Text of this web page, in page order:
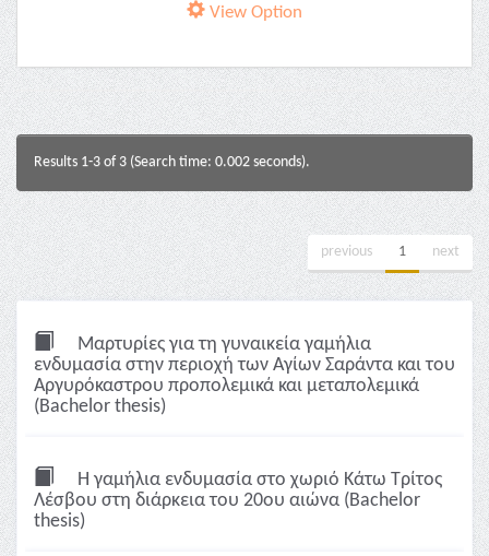
View Option
Results 1-3 of 3 (Search time: 0.002 seconds).
previous 1 next
Μαρτυρίες για τη γυναικεία γαμήλια
ενδυμασία στην περιοχή των Αγίων Σαράντα και του
Αργυρόκαστρου προπολεμικά και μεταπολεμικά
(Bachelor thesis)
Η γαμήλια ενδυμασία στο χωριό Κάτω Τρίτος
Λέσβου στη διάρκεια του 20ου αιώνα (Bachelor
thesis)